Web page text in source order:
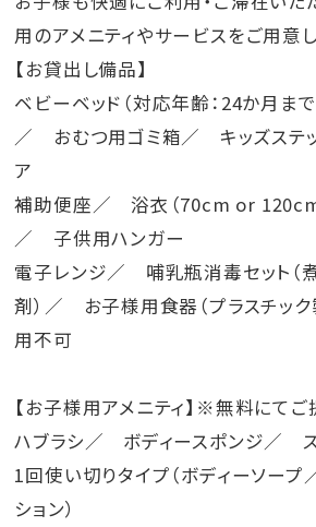
用のアメニティやサービスをご用意し
【お貸出し備品】
ベビーベッド（対応年齢：24か月ま
／ おむつ用ゴミ箱／ キッズステ
ア
補助便座／ 浴衣（70cm or
／ 子供用ハンガー
電子レンジ／ 哺乳瓶消毒セット（
剤）／ お子様用食器（プラスチッ
用不可
【お子様用アメニティ】※無料にてご
ハブラシ／ ボディースポンジ／ ス
1回使い切りタイプ（ボディーソー
ション）